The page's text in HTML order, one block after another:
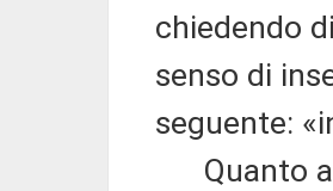
chiedendo
senso di
seguente:
Quanto